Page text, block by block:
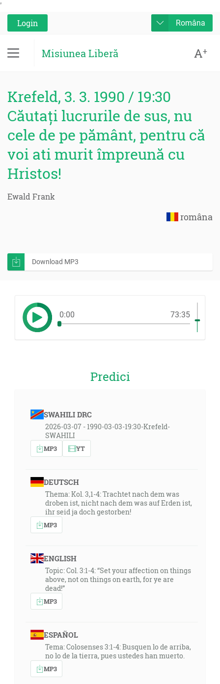
'
Login
Româna
Misiunea Liberă A+
Krefeld, 3. 3. 1990 / 19:30
Căutați lucrurile de sus, nu
cele de pe pământ, pentru că
voi ati murit împreună cu
Hristos!
Ewald Frank
româna
Download MP3
0:00 73:35
Predici
SWAHILI DRC
2026-03-07 - 1990-03-03-19:30-Krefeld-
SWAHILI
MP3 YT
DEUTSCH
Thema: Kol. 3,1-4: Trachtet nach dem was
droben ist, nicht nach dem was auf Erden ist,
ihr seid ja doch gestorben!
MP3
ENGLISH
Topic: Col. 3:1-4: “Set your affection on things
above, not on things on earth, for ye are
dead!”
MP3
ESPAÑOL
Tema: Colosenses 3:1-4: Busquen lo de arriba,
no lo de la tierra, pues ustedes han muerto.
MP3